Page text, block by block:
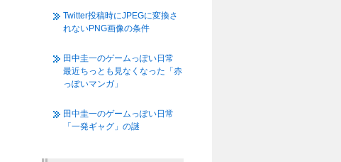
Twitter投稿時にJPEGに変換さ
れないPNG画像の条件
田中圭一のゲームっぽい日常
最近ちっとも見なくなった「赤
っぽいマンガ」
田中圭一のゲームっぽい日常
「一発ギャグ」の謎